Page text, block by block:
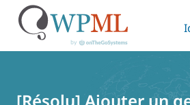
[Résolu] Ajouter un